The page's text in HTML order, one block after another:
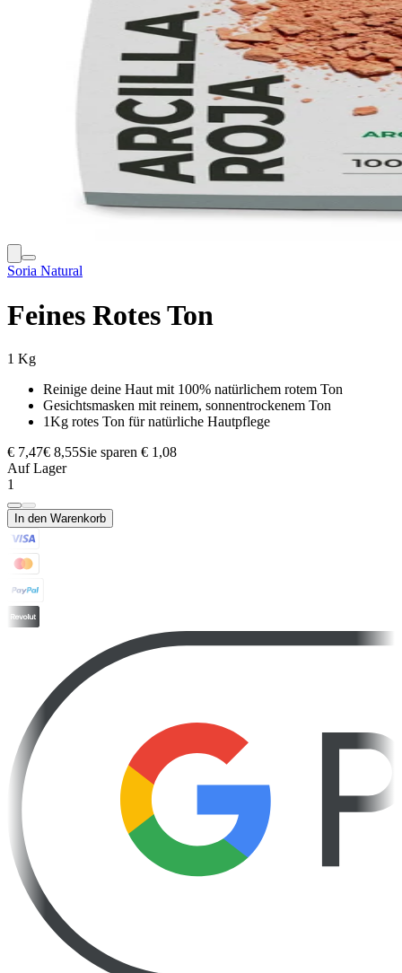
Soria Natural
Feines Rotes Ton
1 Kg
Reinige deine Haut mit 100% natürlichem rotem Ton
Gesichtsmasken mit reinem, sonnentrockenem Ton
1Kg rotes Ton für natürliche Hautpflege
€ 7,47€ 8,55Sie sparen € 1,08
Auf Lager
1
In den Warenkorb